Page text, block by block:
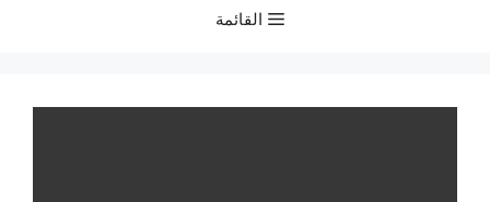
القائمة